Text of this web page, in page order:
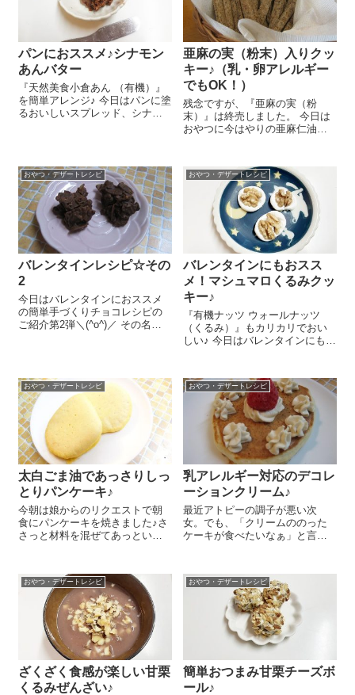
パンにおススメ♪シナモン
あんバター
『天然美食小倉あん （有機）』
を簡単アレンジ♪ 今日はパンに塗
るおいしいスプレッド、シナモ
100g、...
亜麻の実（粉末）入りクッ
キー♪（乳・卵アレルギー
でもOK！）
残念ですが、『亜麻の実（粉
末）』は終売しました。 今日は
おやつに今はやりの亜麻仁油の
末）』入りのクッキーを作りま
した～(#^.^#) 薄力粉 80g、『亜
麻の実...
おやつ・デザートレシピ
バレンタインレシピ☆その
2
今日はバレンタインにおススメ
の簡単手づくりチョコレシピの
ご紹介第2弾＼(^o^)／ その名
ト』70gを細かく刻...
おやつ・デザートレシピ
バレンタインにもおスス
メ！マシュマロくるみクッ
キー♪
『有機ナッツ ウォールナッツ
（くるみ）』もカリカリでおい
しい♪ 今日はバレンタインにもお
キーのレシピをご紹介しま～す
😉 『有機ナッツ ウォールナッツ
（くるみ）』...
おやつ・デザートレシピ
太白ごま油であっさりしっ
とりパンケーキ♪
今朝は娘からのリクエストで朝
食にパンケーキを焼きました♪さ
さっと材料を混ぜてあっという
ールに薄力粉 100g、てんさい
糖 10g、塩 少々、ベーキング
パウダー 小さじ1を入れて...
おやつ・デザートレシピ
乳アレルギー対応のデコレ
ーションクリーム♪
最近アトピーの調子が悪い次
女。でも、「クリームののった
ケーキが食べたいなぁ」と言っ
ピーの調子が悪い次女。でも、
「クリームののったケーキが食
べたいなぁ」と言ってきたの
で、今日はアレルギ...
おやつ・デザートレシピ
ざくざく食感が楽しい甘栗
くるみぜんざい♪
おやつ・デザートレシピ
簡単おつまみ甘栗チーズボ
ール♪